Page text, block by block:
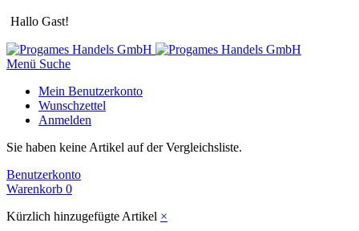
Hallo Gast!
Menü Suche
Mein Benutzerkonto
Wunschzettel
Anmelden
Sie haben keine Artikel auf der Vergleichsliste.
Benutzerkonto
Warenkorb 0
Kürzlich hinzugefügte Artikel ×